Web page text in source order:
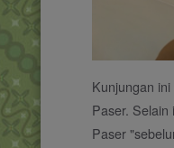
Kunjungan
Paser.
Paser